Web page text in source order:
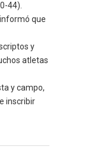
44).
que
y
atletas
y campo,
inscribir